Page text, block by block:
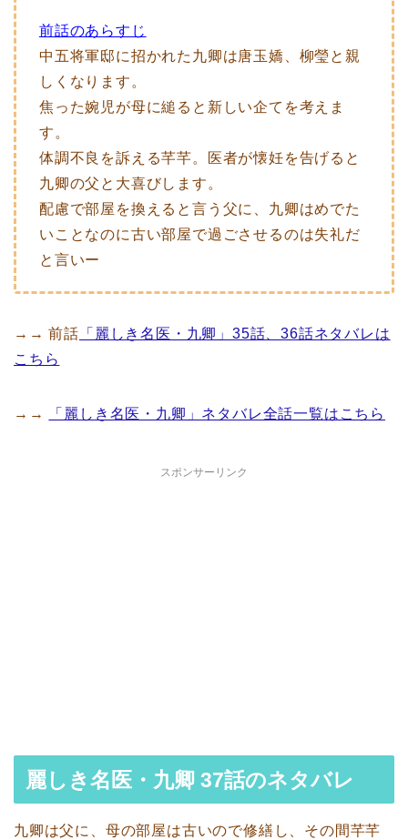
前話のあらすじ
中五将軍邸に招かれた九卿は唐玉嬌、柳瑩と親
しくなります。
焦った婉児が母に縋ると新しい企てを考えま
す。
体調不良を訴える芊芊。医者が懐妊を告げると
九卿の父と大喜びします。
配慮で部屋を換えると言う父に、九卿はめでた
いことなのに古い部屋で過ごさせるのは失礼だ
と言いー
→→ 前話 「麗しき名医・九卿」35話、36話ネタバレは
こちら
→→ 「麗しき名医・九卿」ネタバレ全話一覧はこちら
スポンサーリンク
麗しき名医・九卿 37話のネタバレ
九卿は父に、母の部屋は古いので修繕し、その間芊芊